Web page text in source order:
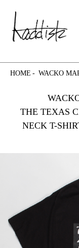
HOME WACKO
THE TEXAS
NECK T-